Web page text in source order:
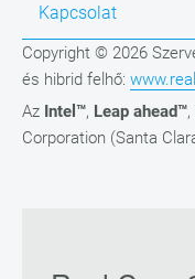
Kapcsolat
Copyright © 2026
és hibrid felhő:
Az Intel™, Leap ahead™,
Corporation (Santa